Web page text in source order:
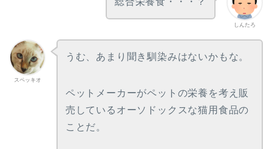
しんたろ
スペッキオ
うむ、あまり聞き馴染みはないかもな。
ペットメーカーがペットの栄養を考え販
売しているオーソドックスな猫用食品の
ことだ。